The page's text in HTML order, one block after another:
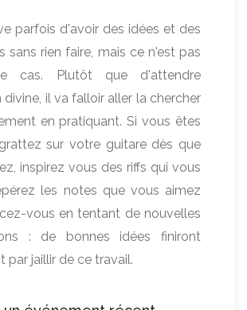
parfois d'avoir des idées et des
sans rien faire, mais ce n'est pas
cas. Plutôt que d'attendre
divine, il va falloir aller la chercher
en pratiquant. Si vous êtes
sur votre guitare dès que
inspirez vous des riffs qui vous
les notes que vous aimez
vous en tentant de nouvelles
: de bonnes idées finiront
par jaillir de ce travail.